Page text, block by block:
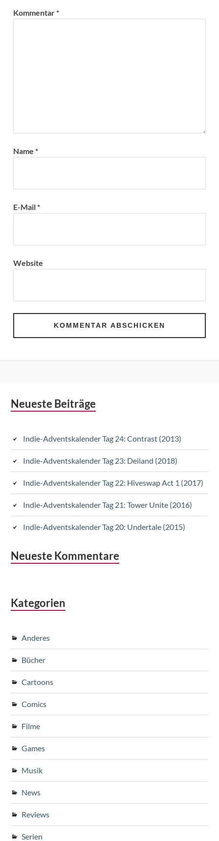
Kommentar*
Name *
E-Mail*
Website
Subsidiary
Neueste Beiträge
Indie-Adventskalender Tag 24: Contrast (2013)
Indie-Adventskalender Tag 23: Deiland (2018)
Indie-Adventskalender Tag 22: Hiveswap Act 1 (2017)
Indie-Adventskalender Tag 21: Tower Unite (2016)
Indie-Adventskalender Tag 20: Undertale (2015)
Neueste Kommentare
Kategorien
Anderes
Bücher
Cartoons
Comics
Filme
Games
Musik
News
Reviews
Serien